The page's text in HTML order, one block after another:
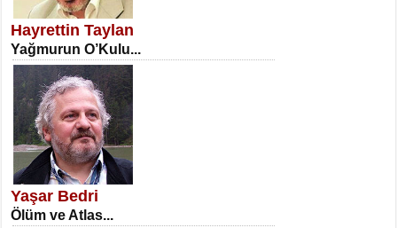
Öğretmenler Günü Mahkemesi...
İSA KARATEPE
Ekranlar Arasında Kaybolan İnsan...
Hayrettin Taylan
Yağmurun O’Kulu...
Yaşar Bedri
Ölüm ve Atlas...